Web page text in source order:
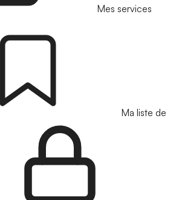
Mes services
Ma liste de